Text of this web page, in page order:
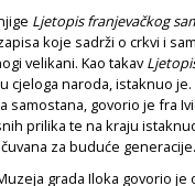
Ljetopis franjevačkog
koje sadrži o crkvi i
velikani. Kao takav
cjeloga naroda, istaknuo
samostana, govorio je fra
prilika te na kraju
za buduće generacije.
grada Iloka govorio